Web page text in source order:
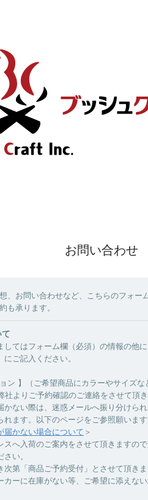
お問い合わせ
、お問い合わせなど、こちらのフォー
も承ります。
してはフォーム欄（必須）の情報の他
にご記入ください。
ン 】（ご希望商品にカラーやサイズな
社よりご予約確認のご連絡をさせて頂き
かない際は、迷惑メールへ振り分けら
ます。以下のページをご参照願います
届かない場合について ＞
スへ入荷のご案内をさせて頂きますの
い。
次第「商品ご予約受付」とさせて頂きま
カーに在庫がない等、ご希望に添えな